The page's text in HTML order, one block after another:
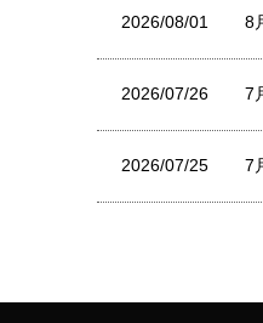
2026/08/01 8
2026/07/26 7
2026/07/25 7